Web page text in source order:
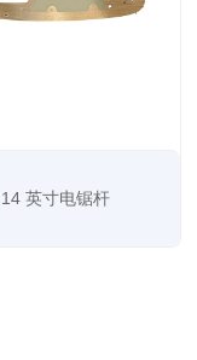
14 英寸电锯杆